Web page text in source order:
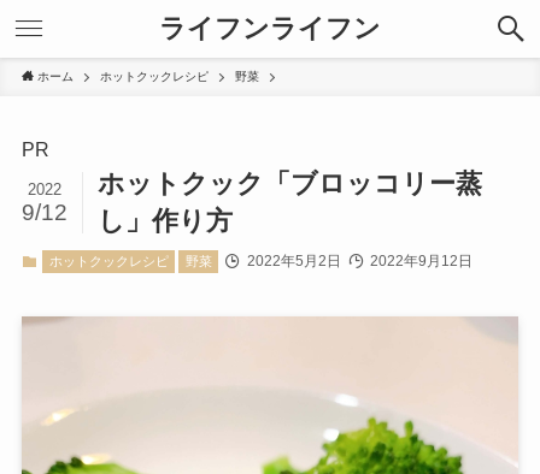
ライフンライフン
ホーム ホットクックレシピ 野菜
PR
ホットクック「ブロッコリー蒸
し」作り方
2022
9/12
ホットクックレシピ 野菜 2022年5月2日 2022年9月12日